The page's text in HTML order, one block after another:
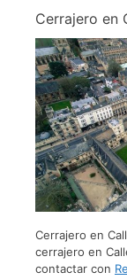
Cerrajero en
Cerrajero en
cerrajero en
contactar con